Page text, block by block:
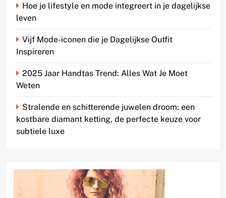
Hoe je lifestyle en mode integreert in je dagelijkse
leven
Vijf Mode-iconen die je Dagelijkse Outfit
Inspireren
2025 Jaar Handtas Trend: Alles Wat Je Moet
Weten
Stralende en schitterende juwelen droom: een
kostbare diamant ketting, de perfecte keuze voor
subtiele luxe